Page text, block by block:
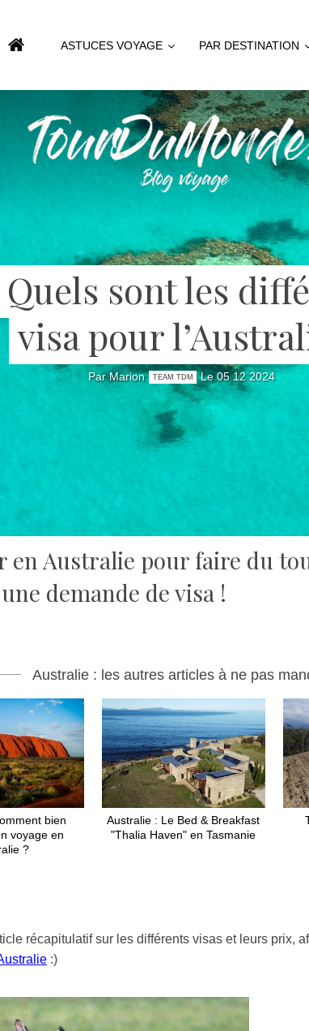
ASTUCES VOYAGE PAR DESTINATION
sont les
visa pour
Par Marion TEAM TDM Le 05 12 2024
en Australie pour faire du
demande de visa !
Australie : les autres articles à ne pas
bien
voyage en
?
Australie : Le Bed & Breakfast
"Thalia Haven" en Tasmanie
récapitulatif sur les différents visas et leurs prix,
:)